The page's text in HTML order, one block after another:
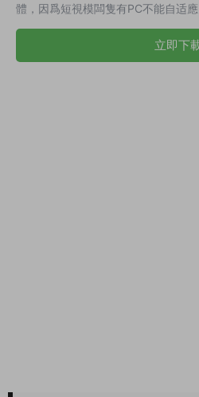
體，因爲短視模闆隻有PC不能自适
星，資訊，會員中心，評論，簡約風
兼容能力強，布局美觀爲一身的多功
立即下